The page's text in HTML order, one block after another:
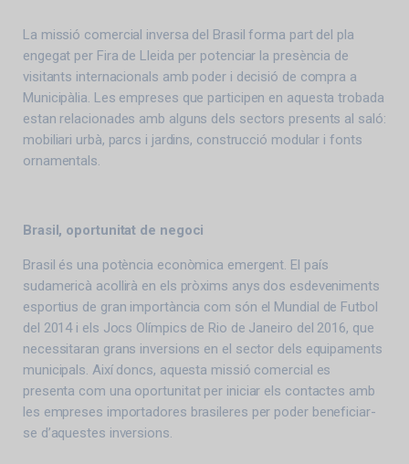
La missió comercial inversa del Brasil forma part del pla
engegat per Fira de Lleida per potenciar la presència de
visitants internacionals amb poder i decisió de compra a
Municipàlia. Les empreses que participen en aquesta trobada
estan relacionades amb alguns dels sectors presents al saló:
mobiliari urbà, parcs i jardins, construcció modular i fonts
ornamentals.
Brasil, oportunitat de negoci
Brasil és una potència econòmica emergent. El país
sudamericà acollirà en els pròxims anys dos esdeveniments
esportius de gran importància com són el Mundial de Futbol
del 2014 i els Jocs Olímpics de Rio de Janeiro del 2016, que
necessitaran grans inversions en el sector dels equipaments
municipals. Així doncs, aquesta missió comercial es
presenta com una oportunitat per iniciar els contactes amb
les empreses importadores brasileres per poder beneficiar-
se d’aquestes inversions.